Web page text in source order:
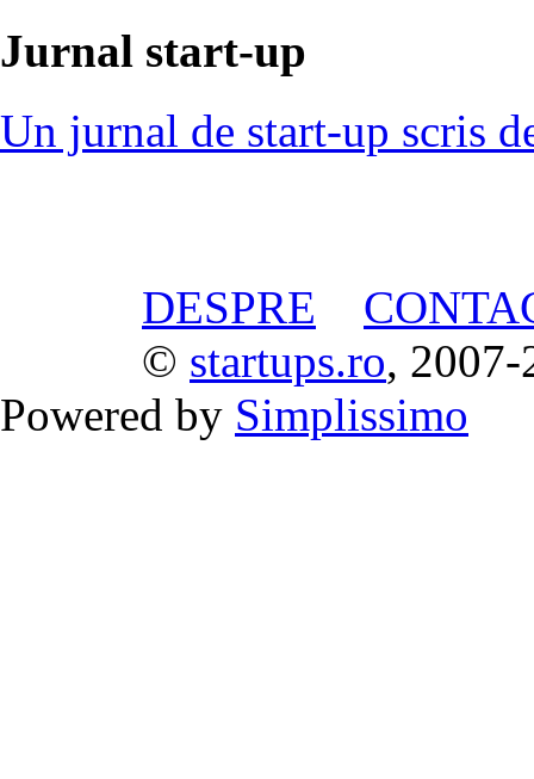
Jurnal start-up
Un jurnal de start-up scris
DESPRE
© startups.ro, 2007-
Powered by Simplissimo